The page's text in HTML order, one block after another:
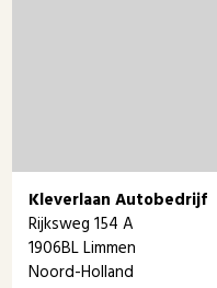
Kleverlaan Autobedrijf
Rijksweg 154 A
1906BL Limmen
Noord-Holland